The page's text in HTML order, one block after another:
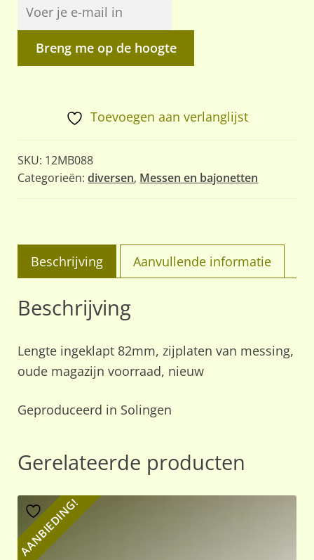
Breng me op de hoogte
Toevoegen aan verlanglijst
SKU: 12MB088
Categorieën:diversen, Messen en bajonetten
Beschrijving Aanvullende informatie
Beschrijving
Lengte ingeklapt 82mm, zijplaten van messing,
oude magazijn voorraad, nieuw
Geproduceerd in Solingen
Gerelateerde producten
AANBIEDING!